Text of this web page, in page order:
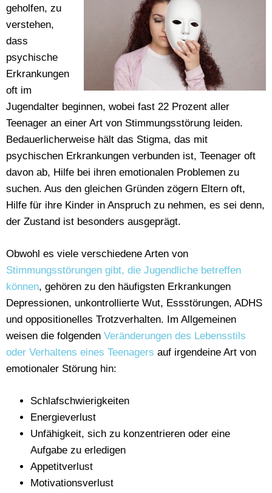
geholfen, zu
verstehen,
dass
psychische
Erkrankungen
oft im
Jugendalter beginnen, wobei fast 22 Prozent aller
Teenager an einer Art von Stimmungsstörung leiden.
Bedauerlicherweise hält das Stigma, das mit
psychischen Erkrankungen verbunden ist, Teenager oft
davon ab, Hilfe bei ihren emotionalen Problemen zu
suchen. Aus den gleichen Gründen zögern Eltern oft,
Hilfe für ihre Kinder in Anspruch zu nehmen, es sei denn,
der Zustand ist besonders ausgeprägt.
Obwohl es viele verschiedene Arten von
Stimmungsstörungen gibt, die Jugendliche betreffen
können, gehören zu den häufigsten Erkrankungen
Depressionen, unkontrollierte Wut, Essstörungen, ADHS
und oppositionelles Trotzverhalten. Im Allgemeinen
weisen die folgenden Veränderungen des Lebensstils
oder Verhaltens eines Teenagers auf irgendeine Art von
emotionaler Störung hin:
Schlafschwierigkeiten
Energieverlust
Unfähigkeit, sich zu konzentrieren oder eine
Aufgabe zu erledigen
Appetitverlust
Motivationsverlust